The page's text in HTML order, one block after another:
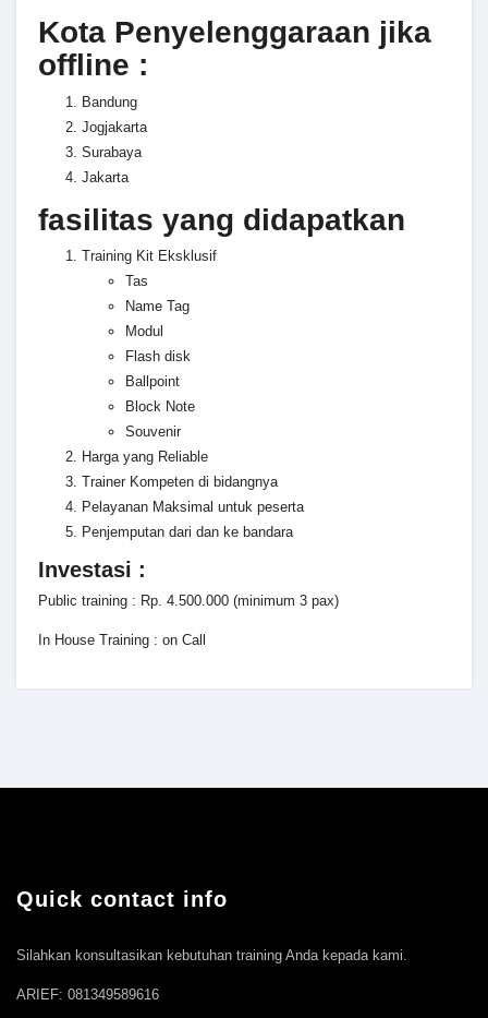
Kota Penyelenggaraan jika
offline :
Bandung
Jogjakarta
Surabaya
Jakarta
fasilitas yang didapatkan
Training Kit Eksklusif
Tas
Name Tag
Modul
Flash disk
Ballpoint
Block Note
Souvenir
Harga yang Reliable
Trainer Kompeten di bidangnya
Pelayanan Maksimal untuk peserta
Penjemputan dari dan ke bandara
Investasi :
Public training : Rp. 4.500.000 (minimum 3 pax)
In House Training : on Call
Quick contact info
Silahkan konsultasikan kebutuhan training Anda kepada kami.
ARIEF: 081349589616